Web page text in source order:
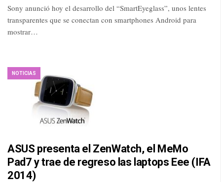
Sony anunció hoy el desarrollo del “SmartEyeglass”, unos lentes
transparentes que se conectan con smartphones Android para
mostrar…
NOTICIAS
ASUS presenta el ZenWatch, el MeMo
Pad7 y trae de regreso las laptops Eee (IFA
2014)